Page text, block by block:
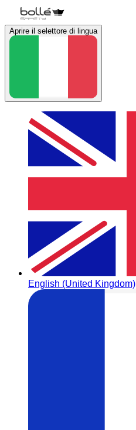
Aprire il selettore di lingua
English (United Kingdom)